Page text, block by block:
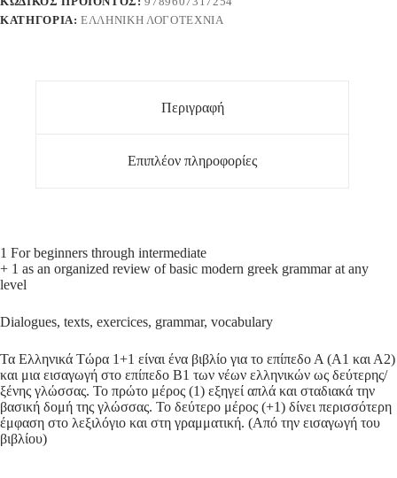
ΚΑΤΗΓΟΡΊΑ:ΕΛΛΗΝΙΚΉ ΛΟΓΟΤΕΧΝΊΑ
Περιγραφή
Επιπλέον πληροφορίες
1 For beginners through intermediate
+ 1 as an organized review of basic modern greek grammar at any
level
Dialogues, texts, exercices, grammar, vocabulary
Τα Ελληνικά Τώρα 1+1 είναι ένα βιβλίο για το επίπεδο Α (Α1 και Α2)
και μια εισαγωγή στο επίπεδο Β1 των νέων ελληνικών ως δεύτερης/
ξένης γλώσσας. Το πρώτο μέρος (1) εξηγεί απλά και σταδιακά την
βασική δομή της γλώσσας. Το δεύτερο μέρος (+1) δίνει περισσότερη
έμφαση στο λεξιλόγιο και στη γραμματική. (Από την εισαγωγή του
βιβλίου)